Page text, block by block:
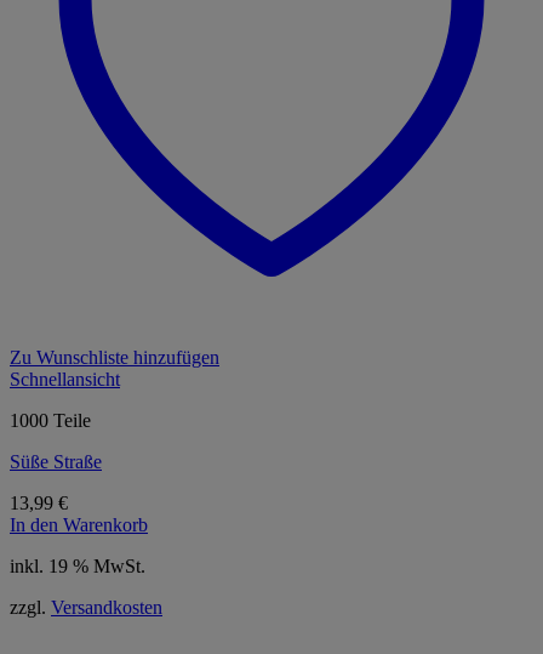
Zu Wunschliste hinzufügen
Schnellansicht
1000 Teile
Süße Straße
13,99 €
In den Warenkorb
inkl. 19 % MwSt.
zzgl. Versandkosten